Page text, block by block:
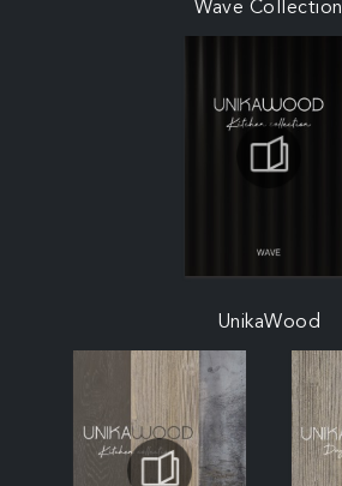
Wave Collection
UnikaWood